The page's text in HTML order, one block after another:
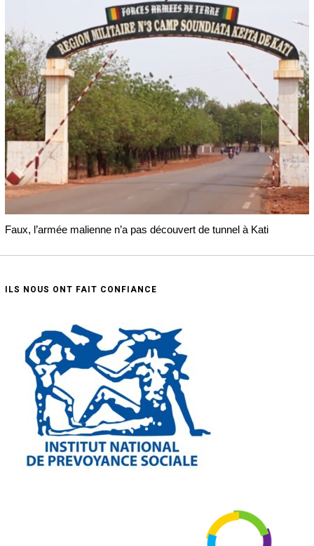
Faux, l’armée malienne n’a pas découvert de tunnel à Kati
ILS NOUS ONT FAIT CONFIANCE